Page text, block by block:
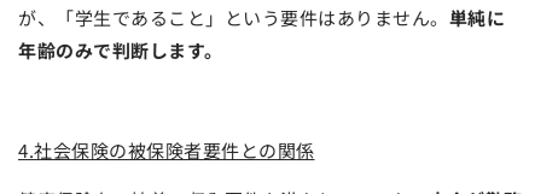
が、「学生であること」という要件はありません。 単純に
年齢のみで判断します。
4.社会保険の被保険者要件との関係